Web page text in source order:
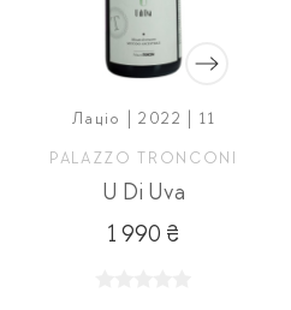
Лаціо | 2022 | 11
PALAZZO TRONCONI
U Di Uva
1 990 ₴